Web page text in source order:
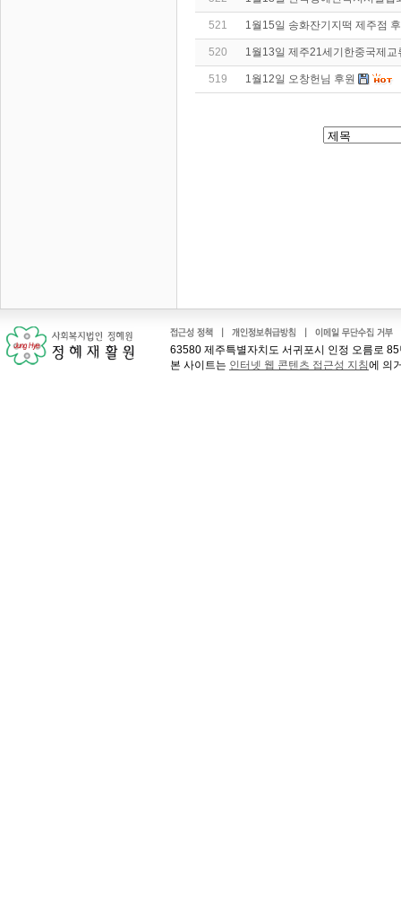
521 1월15일 송화잔기지떡 제주점
520 1월13일 제주21세기한중국제교
519 1월12일 오창헌님 후원
63580 제주특별자치도 서귀포시 인정 오름로
본 사이트는 인터넷 웹 콘텐츠 접근성 지침에 의